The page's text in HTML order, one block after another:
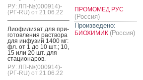
РУ: ЛП-№(000914)-
(РГ-RU) от 21.06.22
Ли­офи­лизат для при­
готов­ле­ния рас­тво­ра
для ин­фу­зий 1400 мг:
фл. от 1 до 10 шт.; 10,
15 или 20 шт. для
ста­ци­она­ров.
РУ: ЛП-№(000914)-
(РГ-RU) от 21.06.22
ПРОМОМЕД РУС
(Россия)
Произведено:
БИОХИМИК (Россия)